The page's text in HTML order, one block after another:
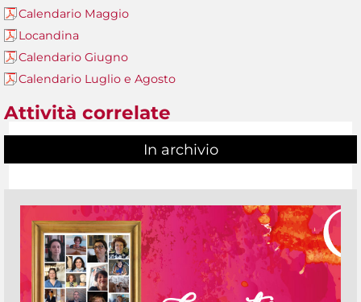
Calendario Maggio
Locandina
Calendario Giugno
Calendario Luglio e Agosto
Attività correlate
In archivio